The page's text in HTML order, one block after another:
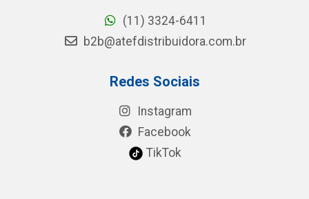
(11) 3324-6411
b2b@atefdistribuidora.com.br
Redes Sociais
Instagram
Facebook
TikTok